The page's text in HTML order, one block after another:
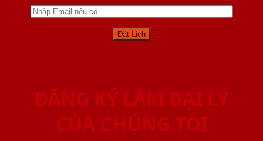
ĐĂNG KÝ LÀM ĐẠI LÝ
CỦA CHÚNG TÔI